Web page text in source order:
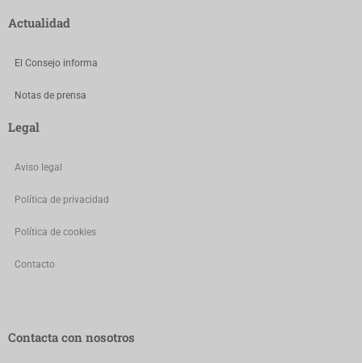
Actualidad
El Consejo informa
Notas de prensa
Legal
Aviso legal
Política de privacidad
Política de cookies
Contacto
Contacta con nosotros